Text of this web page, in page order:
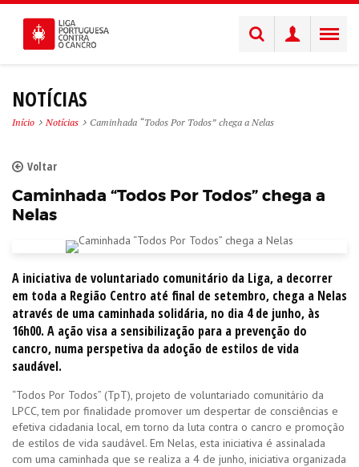
NOTÍCIAS
Início Notícias Caminhada “Todos Por Todos” chega a Nelas
Voltar
Caminhada “Todos Por Todos” chega a
Nelas
A iniciativa de voluntariado comunitário da Liga, a decorrer
em toda a Região Centro até final de setembro, chega a Nelas
através de uma caminhada solidária, no dia 4 de junho, às
16h00. A ação visa a sensibilização para a prevenção do
cancro, numa perspetiva da adoção de estilos de vida
saudável.
“Todos Por Todos” (TpT), projeto de voluntariado comunitário da
LPCC, tem por finalidade promover um despertar de consciências e
efetiva cidadania local, em torno da luta contra o cancro e promoção
de estilos de vida saudável. Em Nelas, esta iniciativa é assinalada
com uma caminhada que se realiza a 4 de junho, iniciativa organizada